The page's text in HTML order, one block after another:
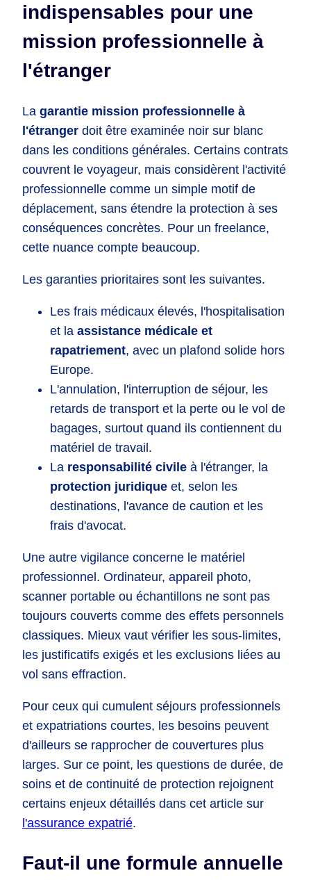
indispensables pour une
mission professionnelle à
l'étranger
La garantie mission professionnelle à
l'étranger doit être examinée noir sur blanc
dans les conditions générales. Certains contrats
couvrent le voyageur, mais considèrent l'activité
professionnelle comme un simple motif de
déplacement, sans étendre la protection à ses
conséquences concrètes. Pour un freelance,
cette nuance compte beaucoup.
Les garanties prioritaires sont les suivantes.
Les frais médicaux élevés, l'hospitalisation
et la assistance médicale et
rapatriement, avec un plafond solide hors
Europe.
L'annulation, l'interruption de séjour, les
retards de transport et la perte ou le vol de
bagages, surtout quand ils contiennent du
matériel de travail.
La responsabilité civile à l'étranger, la
protection juridique et, selon les
destinations, l'avance de caution et les
frais d'avocat.
Une autre vigilance concerne le matériel
professionnel. Ordinateur, appareil photo,
scanner portable ou échantillons ne sont pas
toujours couverts comme des effets personnels
classiques. Mieux vaut vérifier les sous-limites,
les justificatifs exigés et les exclusions liées au
vol sans effraction.
Pour ceux qui cumulent séjours professionnels
et expatriations courtes, les besoins peuvent
d'ailleurs se rapprocher de couvertures plus
larges. Sur ce point, les questions de durée, de
soins et de continuité de protection rejoignent
certains enjeux détaillés dans cet article sur
l'assurance expatrié.
Faut-il une formule annuelle